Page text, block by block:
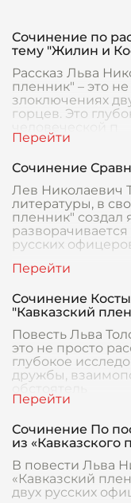
Сочинение по
тему "Жилин и
Рассказ Льва
пленник" – это
злоключениях
горцев. Это
Сочинение
Лев Николаевич
литературы, в
пленник" создал
русских
Сочинение
"Кавказский
Повесть Льва
это не просто
глубокое
дружбы,
обстоятель
Сочинение По
из «Кавказского
В повести Льва
«Кавказский
двух русских